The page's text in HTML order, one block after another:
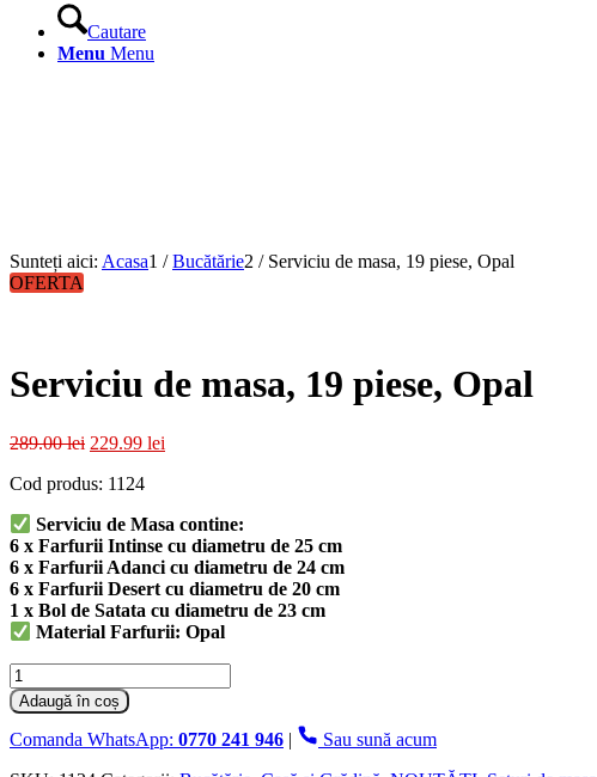
Cautare
Menu Menu
Sunteți aici: Acasa1 / Bucătărie2 / Serviciu de masa, 19 piese, Opal
OFERTA
Serviciu de masa, 19 piese, Opal
289.00lei Prețul
a
289.00 lei.
229.99 lei
Cod produs: 1124
Serviciu de Masa contine:
6 x Farfurii Intinse cu diametru de 25 cm
6 x Farfurii Adanci cu diametru de 24 cm
6 x Farfurii Desert cu diametru de 20 cm
1 x Bol de Satata cu diametru de 23 cm
Material Farfurii: Opal
Cantitate
Serviciu
de
masa,
Adaugă în coș
Comanda WhatsApp: 0770 241 946 |
Sau sună acum